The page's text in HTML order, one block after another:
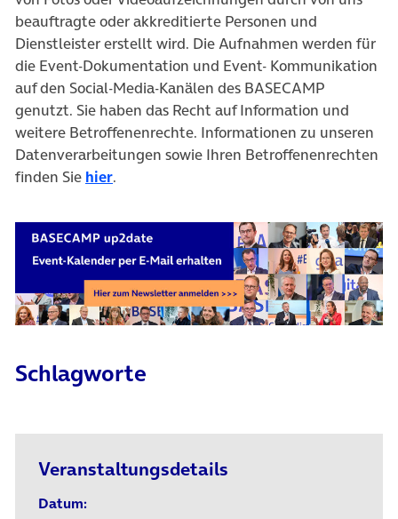
beauftragte oder akkreditierte Personen und
Dienstleister erstellt wird. Die Aufnahmen werden für
die Event-Dokumentation und Event- Kommunikation
auf den Social-Media-Kanälen des BASECAMP
genutzt. Sie haben das Recht auf Information und
weitere Betroffenenrechte. Informationen zu unseren
Datenverarbeitungen sowie Ihren Betroffenenrechten
finden Sie hier.
Schlagworte
Veranstaltungsdetails
Datum: